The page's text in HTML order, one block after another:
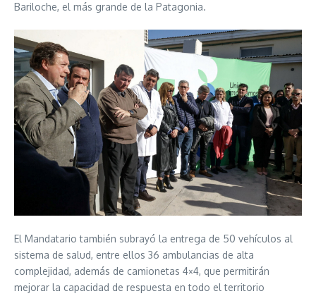
Bariloche, el más grande de la Patagonia.
El Mandatario también subrayó la entrega de 50 vehículos al
sistema de salud, entre ellos 36 ambulancias de alta
complejidad, además de camionetas 4×4, que permitirán
mejorar la capacidad de respuesta en todo el territorio